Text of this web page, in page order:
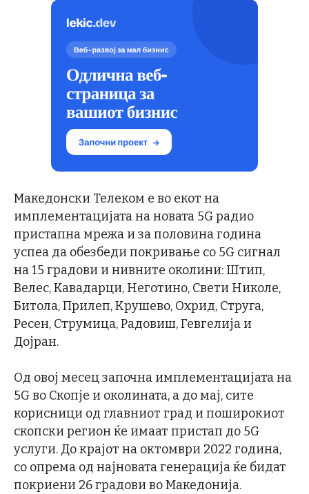
Македонски Телеком е во екот на
имплементацијата на новата 5G радио
пристапна мрежа и за половина година
успеа да обезбеди покривање со 5G сигнал
на 15 градови и нивните околини: Штип,
Велес, Кавадарци, Неготино, Свети Николе,
Битола, Прилеп, Крушево, Охрид, Струга,
Ресен, Струмица, Радовиш, Гевгелија и
Дојран.
Од овој месец започна имплементацијата на
5G во Скопје и околината, а до мај, сите
корисници од главниот град и поширокиот
скопски регион ќе имаат пристап до 5G
услуги. До крајот на октомври 2022 година,
со опрема од најновата генерација ќе бидат
покриени 26 градови во Македонија.